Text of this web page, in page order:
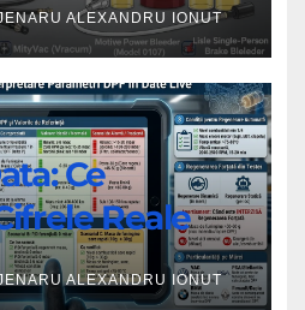
ALEXANDRU IONUT
Ce
Reale
ALEXANDRU IONUT